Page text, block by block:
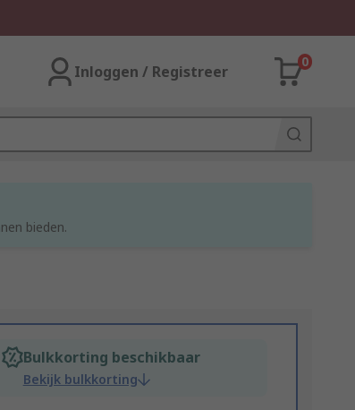
Inloggen / Registreer
0
bieden.
Bulkkorting beschikbaar
Bekijk bulkkorting